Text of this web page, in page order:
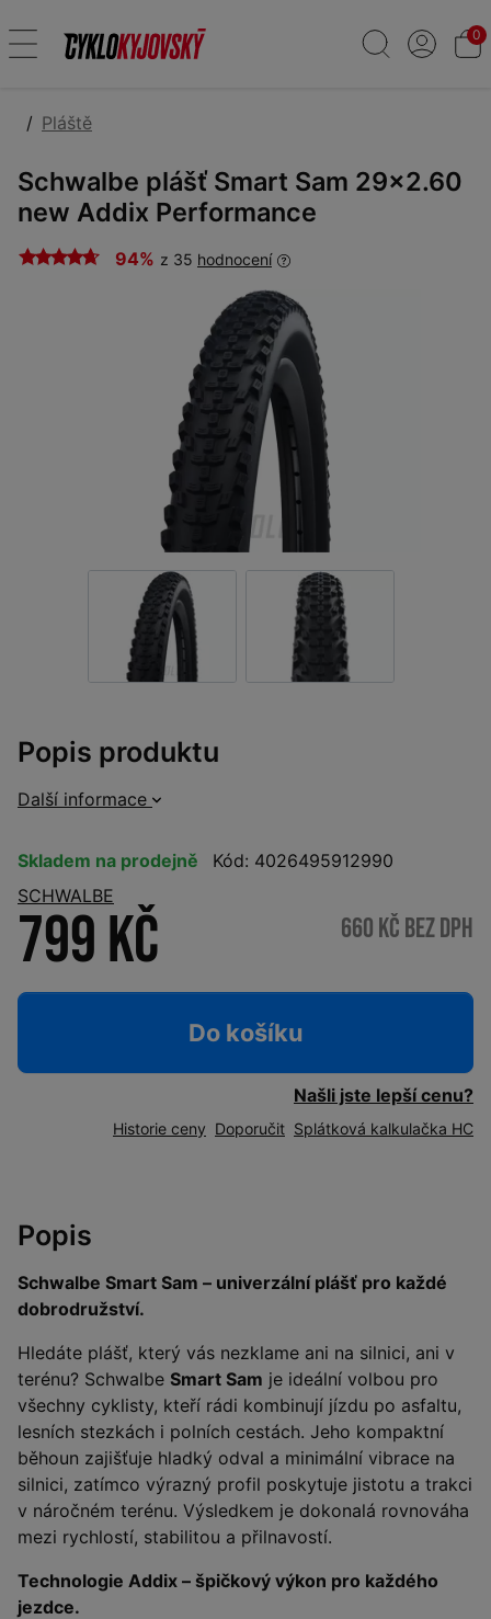
0
Pláště
Schwalbe plášť Smart Sam 29x2.60
new Addix Performance
94% z 35 hodnocení
Popis produktu
Další informace
Skladem na prodejně
Kód: 4026495912990
SCHWALBE
799 Kč 660 Kč bez DPH
Do košíku
Našli jste lepší cenu?
Historie ceny Doporučit Splátková kalkulačka HC
Popis
Schwalbe Smart Sam – univerzální plášť pro každé
dobrodružství.
Hledáte plášť, který vás nezklame ani na silnici, ani v
terénu? Schwalbe Smart Sam je ideální volbou pro
všechny cyklisty, kteří rádi kombinují jízdu po asfaltu,
lesních stezkách i polních cestách. Jeho kompaktní
běhoun zajišťuje hladký odval a minimální vibrace na
silnici, zatímco výrazný profil poskytuje jistotu a trakci
v náročném terénu. Výsledkem je dokonalá rovnováha
mezi rychlostí, stabilitou a přilnavostí.
Technologie Addix – špičkový výkon pro každého
jezdce.